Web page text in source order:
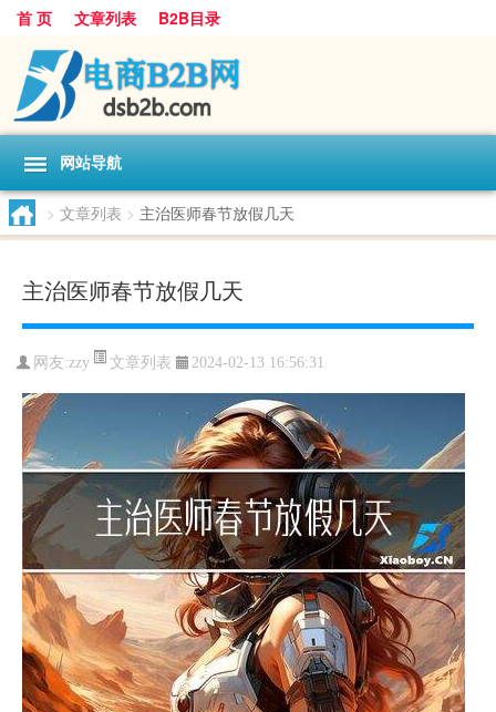
首 页 文章列表 B2B目录
网站导航
> 文章列表 > 主治医师春节放假几天
主治医师春节放假几天
网友:zzy 文章列表 2024-02-13 16:56:31